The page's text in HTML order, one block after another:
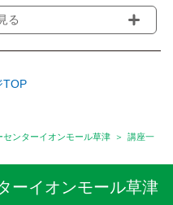
る場合がありますのでご確認
傷害保険料も含まれており
は別途要しますのでお問い合
,臨時講座いろいろあります
る
TOP
センターイオンモール草津
講座一
ーイオンモール草津